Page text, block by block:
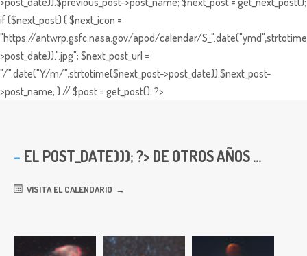
if ($next_post) { $next_icon =
"https://antwrp.gsfc.nasa.gov/apod/calendar/
>post_date)).".jpg"; $next_post_url =
"/".date("Y/m/",strtotime($next_post->post_date)).$next_post-
>post_name; } // $post = get_post(); ?>
EL POST_DATE))); ?> DE OTROS AÑOS ...
VISITA EL CALENDARIO